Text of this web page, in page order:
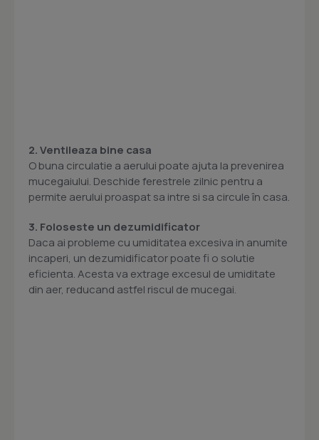
2. Ventileaza bine casa
O buna circulatie a aerului poate ajuta la prevenirea
mucegaiului. Deschide ferestrele zilnic pentru a
permite aerului proaspat sa intre si sa circule în casa.
3. Foloseste un dezumidificator
Daca ai probleme cu umiditatea excesiva in anumite
incaperi, un dezumidificator poate fi o solutie
eficienta. Acesta va extrage excesul de umiditate
din aer, reducand astfel riscul de mucegai.